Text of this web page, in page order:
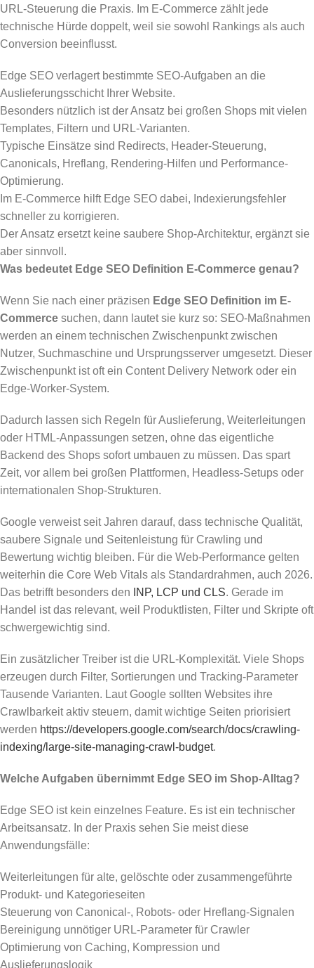
URL-Steuerung die Praxis. Im E-Commerce zählt jede
technische Hürde doppelt, weil sie sowohl Rankings als auch
Conversion beeinflusst.
Edge SEO verlagert bestimmte SEO-Aufgaben an die
Auslieferungsschicht Ihrer Website.
Besonders nützlich ist der Ansatz bei großen Shops mit vielen
Templates, Filtern und URL-Varianten.
Typische Einsätze sind Redirects, Header-Steuerung,
Canonicals, Hreflang, Rendering-Hilfen und Performance-
Optimierung.
Im E-Commerce hilft Edge SEO dabei, Indexierungsfehler
schneller zu korrigieren.
Der Ansatz ersetzt keine saubere Shop-Architektur, ergänzt sie
aber sinnvoll.
Was bedeutet Edge SEO Definition E-Commerce genau?
Wenn Sie nach einer präzisen Edge SEO Definition im E-
Commerce suchen, dann lautet sie kurz so: SEO-Maßnahmen
werden an einem technischen Zwischenpunkt zwischen
Nutzer, Suchmaschine und Ursprungsserver umgesetzt. Dieser
Zwischenpunkt ist oft ein Content Delivery Network oder ein
Edge-Worker-System.
Dadurch lassen sich Regeln für Auslieferung, Weiterleitungen
oder HTML-Anpassungen setzen, ohne das eigentliche
Backend des Shops sofort umbauen zu müssen. Das spart
Zeit, vor allem bei großen Plattformen, Headless-Setups oder
internationalen Shop-Strukturen.
Google verweist seit Jahren darauf, dass technische Qualität,
saubere Signale und Seitenleistung für Crawling und
Bewertung wichtig bleiben. Für die Web-Performance gelten
weiterhin die Core Web Vitals als Standardrahmen, auch 2026.
Das betrifft besonders den
INP, LCP und CLS. Gerade im
Handel ist das relevant, weil Produktlisten, Filter und Skripte oft
schwergewichtig sind.
Ein zusätzlicher Treiber ist die URL-Komplexität. Viele Shops
erzeugen durch Filter, Sortierungen und Tracking-Parameter
Tausende Varianten. Laut Google sollten Websites ihre
Crawlbarkeit aktiv steuern, damit wichtige Seiten priorisiert
werden https://developers.google.com/search/docs/crawling-
indexing/large-site-managing-crawl-budget.
Welche Aufgaben übernimmt Edge SEO im Shop-Alltag?
Edge SEO ist kein einzelnes Feature. Es ist ein technischer
Arbeitsansatz. In der Praxis sehen Sie meist diese
Anwendungsfälle:
Weiterleitungen für alte, gelöschte oder zusammengeführte
Produkt- und Kategorieseiten
Steuerung von Canonical-, Robots- oder Hreflang-Signalen
Bereinigung unnötiger URL-Parameter für Crawler
Optimierung von Caching, Kompression und
Auslieferungslogik